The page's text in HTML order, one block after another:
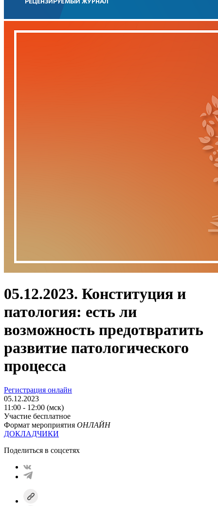
05.12.2023. Конституция и
патология: есть ли
возможность предотвратить
развитие патологического
процесса
Регистрация онлайн
05.12.2023
11:00 - 12:00 (мск)
Участие бесплатное
Формат мероприятия ОНЛАЙН
ДОКЛАДЧИКИ
Поделиться в соцсетях